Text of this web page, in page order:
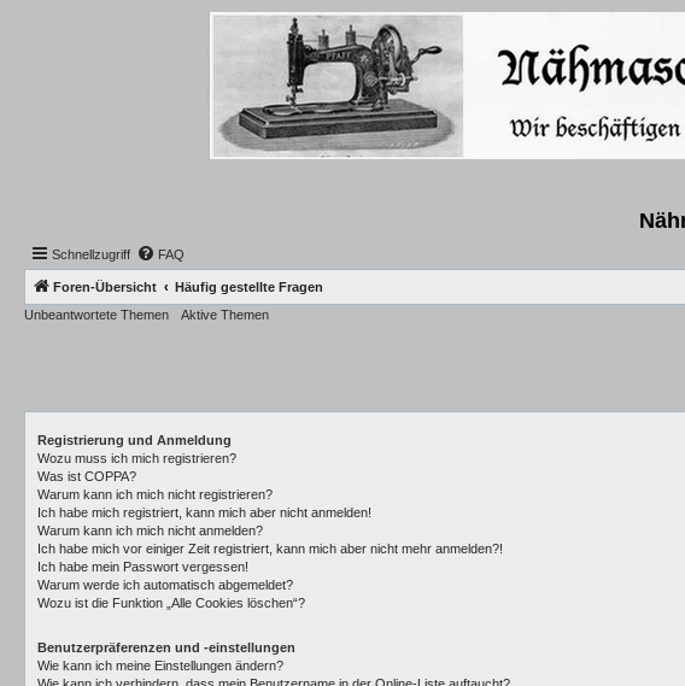
Schnellzugriff FAQ
Foren-Übersicht
Häufig gestellte Fragen
Unbeantwortete Themen
Aktive Themen
Registrierung und Anmeldung
Wozu muss ich mich registrieren?
Was ist COPPA?
Warum kann ich mich nicht registrieren?
Ich habe mich registriert, kann mich aber nicht anmelden!
Warum kann ich mich nicht anmelden?
Ich habe mich vor einiger Zeit registriert, kann mich aber nicht mehr anmelden?!
Ich habe mein Passwort vergessen!
Warum werde ich automatisch abgemeldet?
Wozu ist die Funktion „Alle Cookies löschen“?
Benutzerpräferenzen und -einstellungen
Wie kann ich meine Einstellungen ändern?
Wie kann ich verhindern, dass mein Benutzername in der Online-Liste auftaucht?